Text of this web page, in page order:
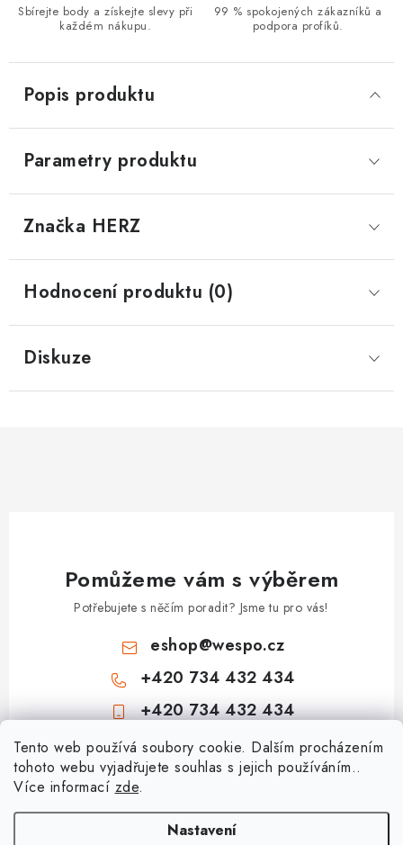
Tento web používá soubory cookie. Dalším procházením
tohoto webu vyjadřujete souhlas s jejich používáním..
Více informací zde.
Nastavení
Sbírejte body a získejte slevy při
každém nákupu.
99 % spokojených zákazníků a
podpora profíků.
Popis produktu
Parametry produktu
Značka HERZ
Hodnocení produktu (0)
Diskuze
Pomůžeme vám s výběrem
Potřebujete s něčím poradit? Jsme tu pro vás!
eshop@wespo.cz
+420 734 432 434
+420 734 432 434
Informace pro vás